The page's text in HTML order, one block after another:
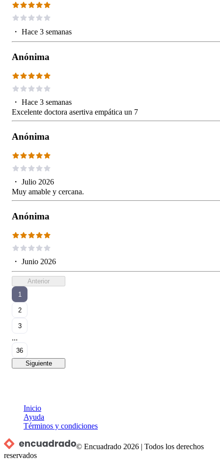
・ Hace 3 semanas
Anónima
・ Hace 3 semanas
Excelente doctora asertiva empática un 7
Anónima
・ Julio 2026
Muy amable y cercana.
Anónima
・ Junio 2026
Anterior
1
2
3
...
36
Siguiente
Inicio
Ayuda
Términos y condiciones
© Encuadrado 2026 |Todos los derechos
reservados